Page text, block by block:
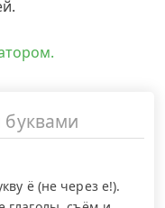
ё (не через е!).